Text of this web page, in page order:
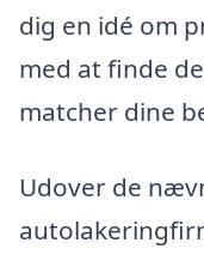
dig en idé om
med at finde
matcher dine
Udover de